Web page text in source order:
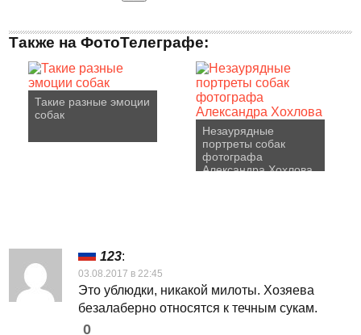
Также на ФотоТелеграфе:
Такие разные эмоции
собак
Незаурядные
портреты собак
фотографа
Александра Хохлова
123:
03.08.2017 в 22:45
Это ублюдки, никакой милоты. Хозяева
безалаберно относятся к течным сукам.
0